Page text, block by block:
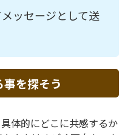
ッセージとして送
を探そう
体的にどこに共感するか